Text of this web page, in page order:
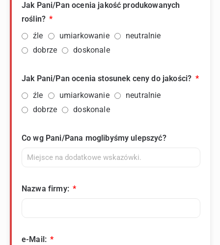
Jak Pani/Pan ocenia jakość produkowanych
roślin?
źle
umiarkowanie
neutralnie
dobrze
doskonale
Jak Pani/Pan ocenia stosunek ceny do jakości?
źle
umiarkowanie
neutralnie
dobrze
doskonale
Co wg Pani/Pana moglibyśmy ulepszyć?
Nazwa firmy:
e-Mail: